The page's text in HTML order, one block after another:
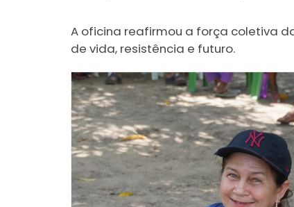
A oficina reafirmou a força coletiva
de vida, resistência e futuro.